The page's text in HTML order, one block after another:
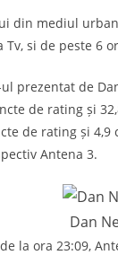
mediul urban,
si de peste 6
de Dan
de rating și
de rating și 4,9
Antena 3.
Dan
23:09,